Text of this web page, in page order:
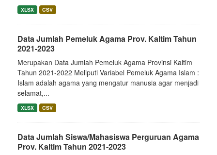
XLSX CSV
Data Jumlah Pemeluk Agama Prov. Kaltim Tahun
2021-2023
Merupakan Data Jumlah Pemeluk Agama Provinsi Kaltim
Tahun 2021-2022 Meliputi Variabel Pemeluk Agama Islam :
Islam adalah agama yang mengatur manusia agar menjadi
selamat,...
XLSX CSV
Data Jumlah Siswa/Mahasiswa Perguruan Agama
Prov. Kaltim Tahun 2021-2023